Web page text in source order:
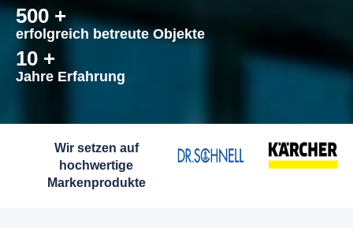
erfolgreich betreute Objekte
500 +
Jahre Erfahrung
10 +
Wir setzen auf
hochwertige
Markenprodukte